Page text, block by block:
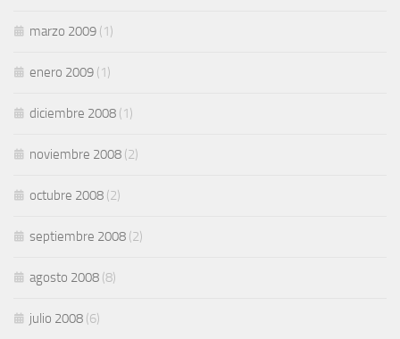
marzo 2009 (1)
enero 2009 (1)
diciembre 2008 (1)
noviembre 2008 (2)
octubre 2008 (2)
septiembre 2008 (2)
agosto 2008 (8)
julio 2008 (6)